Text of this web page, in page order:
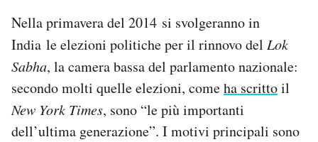
AREA PERSONALE
Area Personale
Newsletter
Notifiche mobile
Regala il Post
Nella primavera del 2014 si svolgeranno in
India le elezioni politiche per il rinnovo del Lok
Sabha, la camera bassa del parlamento nazionale:
secondo molti quelle elezioni, comeha scrittoil
New York Times, sono “le più importanti
dell’ultima generazione”. I motivi principali sono